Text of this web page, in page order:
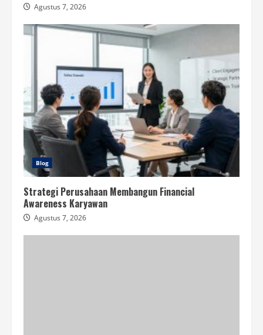
Agustus 7, 2026
Blog
Strategi Perusahaan Membangun Financial
Awareness Karyawan
Agustus 7, 2026